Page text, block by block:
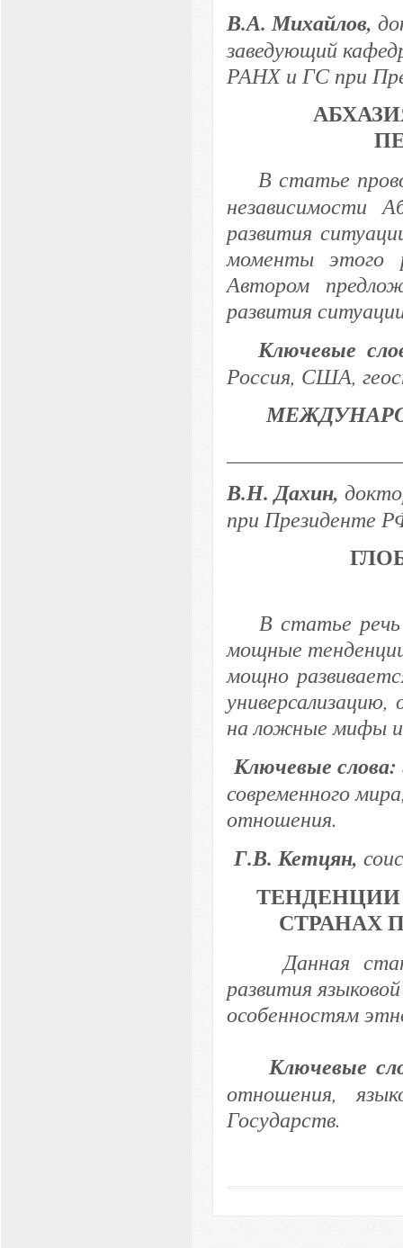
В.А. Михайлов,
заведующий
РАНХ и ГС при
В статье
независимости
развития
моменты этого
Автором
развития
Ключевые
Россия, США,
В.Н. Дахин,
при Президенте
В статье речь
мощные
мощно
на ложные мифы
Ключевые слова:
современного
отношения.
Г.В. Кетцян,
СТРАНАХ
Данная
развития
особенностям
Ключевые
отношения,
Государств.